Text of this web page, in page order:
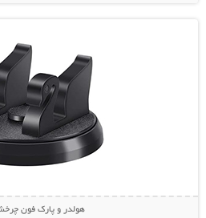
هولدر و پارک فون